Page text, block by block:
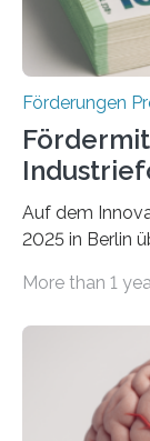
Förderungen
Auf dem
2025 in Berlin
Woche vom
anderem zur
More than 1